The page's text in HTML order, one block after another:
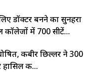
डॉक्टर बनने का सुनहरा
कॉलेजों में 700 सीटें...
कबीर छिल्लर ने 300
की...